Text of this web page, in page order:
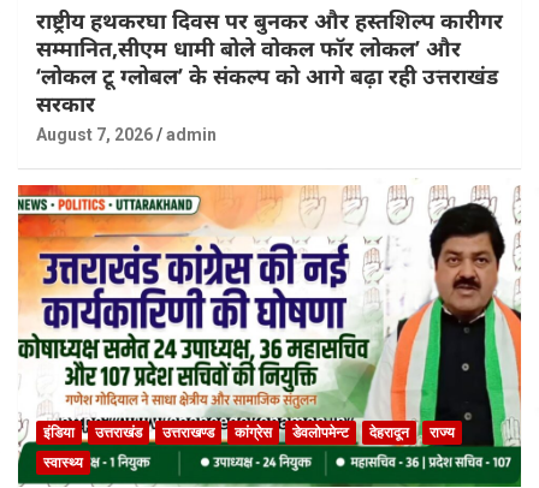
राष्ट्रीय हथकरघा दिवस पर बुनकर और हस्तशिल्प कारीगर
सम्मानित,सीएम धामी बोले वोकल फॉर लोकल’ और
‘लोकल टू ग्लोबल’ के संकल्प को आगे बढ़ा रही उत्तराखंड
सरकार
August 7, 2026 admin
इंडिया उत्तराखंड उत्तराखण्ड कांग्रेस डेवलोपमेन्ट देहरादून
राज्य
स्वास्थ्य